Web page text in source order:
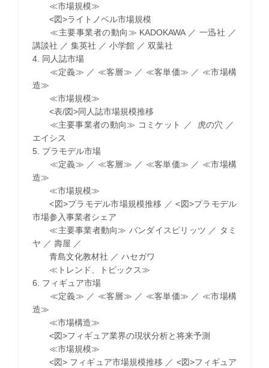
≪市場規模≫
<図>ライトノベル市場規模
≪主要事業者の動向≫ KADOKAWA ／ 一迅社 ／
講談社 ／ 集英社 ／ 小学館 ／ 双葉社
4. 同人誌市場
≪定義≫ ／ ≪客層≫ ／ ≪客単価≫ ／ ≪市場構
造≫
≪市場規模≫
<表/図>同人誌市場規模推移
≪主要事業者の動向≫ コミケット ／ 虎の穴 ／
エイシス
5. プラモデル市場
≪定義≫ ／ ≪客層≫ ／ ≪客単価≫ ／ ≪市場構
造≫
≪市場規模≫
<図>プラモデル市場規模推移 ／ <図>プラモデル
市場参入事業者シェア
≪主要事業者動向≫ バンダイスピリッツ ／ タミ
ヤ ／ 壽屋 ／
青島文化教材社 ／ ハセガワ
≪トレンド、トピックス≫
6. フィギュア市場
≪定義≫ ／ ≪客層≫ ／ ≪客単価≫ ／ ≪市場構
造≫
≪市場構造≫
<図>フィギュア業界の現状分析と将来予測
≪市場規模≫
<図> フィギュア市場規模推移 ／ <図>フィギュア